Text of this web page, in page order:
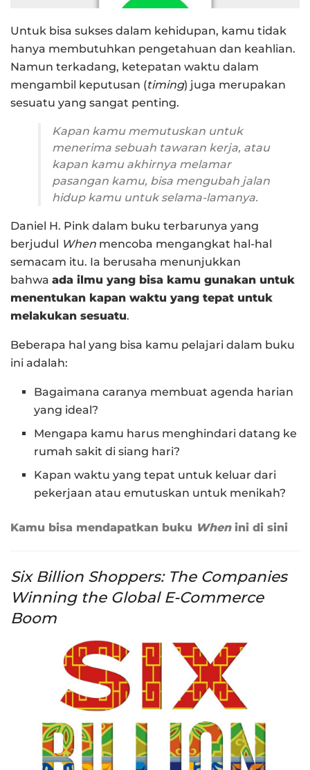
Untuk bisa sukses dalam kehidupan, kamu tidak
hanya membutuhkan pengetahuan dan keahlian.
Namun terkadang, ketepatan waktu dalam
mengambil keputusan (timing) juga merupakan
sesuatu yang sangat penting.
Kapan kamu memutuskan untuk
menerima sebuah tawaran kerja, atau
kapan kamu akhirnya melamar
pasangan kamu, bisa mengubah jalan
hidup kamu untuk selama-lamanya.
Daniel H. Pink dalam buku terbarunya yang
berjudul When mencoba mengangkat hal-hal
semacam itu. Ia berusaha menunjukkan
bahwa ada ilmu yang bisa kamu gunakan untuk
menentukan kapan waktu yang tepat untuk
melakukan sesuatu.
Beberapa hal yang bisa kamu pelajari dalam buku
ini adalah:
Bagaimana caranya membuat agenda harian
yang ideal?
Mengapa kamu harus menghindari datang ke
rumah sakit di siang hari?
Kapan waktu yang tepat untuk keluar dari
pekerjaan atau emutuskan untuk menikah?
Kamu bisa mendapatkan buku Whenini di sini
Six Billion Shoppers: The Companies
Winning the Global E-Commerce
Boom